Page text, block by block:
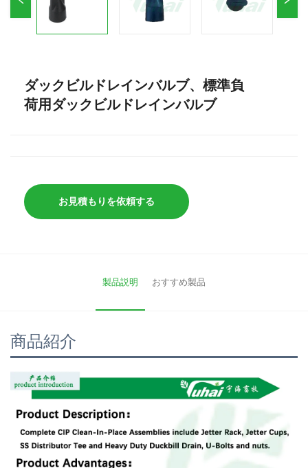
ダックビルドレインバルブ、標準負
荷用ダックビルドレインバルブ
お見積もりを依頼する
製品説明 おすすめ製品
商品紹介